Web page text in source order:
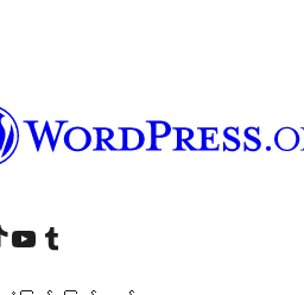
ောင့်သို့ ဝင်ရောက်ကြည့်ရှုရန်
ကျွန်ုပ်တို့၏ YouTube ချန်နယ်သို့ သွားရောက်ကြည့်ရှုပါ ကျွန်ုပ်တို့၏ Tumblr အကောင့်သို့ ဝင်ရောက်ကြည့်ရှုရန်